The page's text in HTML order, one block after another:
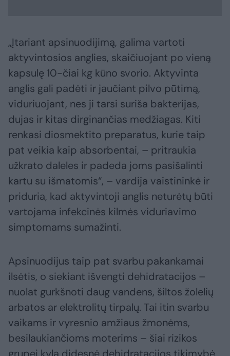
„Įtariant apsinuodijimą, galima vartoti
aktyvintosios anglies, skaičiuojant po vieną
kapsulę 10-čiai kg kūno svorio. Aktyvinta
anglis gali padėti ir jaučiant pilvo pūtimą,
viduriuojant, nes ji tarsi suriša bakterijas,
dujas ir kitas dirginančias medžiagas. Kiti
renkasi diosmektito preparatus, kurie taip
pat veikia kaip absorbentai, – pritraukia
užkrato daleles ir padeda joms pasišalinti
kartu su išmatomis“, – vardija vaistininkė ir
priduria, kad aktyvintoji anglis neturėtų būti
vartojama infekcinės kilmės viduriavimo
simptomams sumažinti.
Apsinuodijus taip pat svarbu pakankamai
ilsėtis, o siekiant išvengti dehidratacijos –
nuolat gurkšnoti daug vandens, šiltos žolelių
arbatos ar elektrolitų tirpalų. Tai itin svarbu
vaikams ir vyresnio amžiaus žmonėms,
besilaukiančioms moterims – šiai rizikos